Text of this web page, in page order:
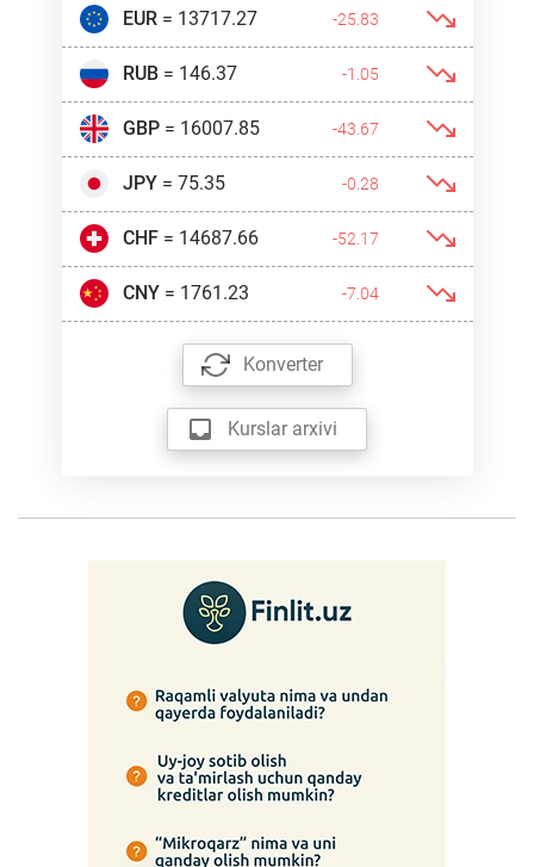
EUR= 13717.27 -25.83
RUB= 146.37 -1.05
GBP= 16007.85 -43.67
JPY= 75.35 -0.28
CHF= 14687.66 -52.17
CNY= 1761.23 -7.04
Konverter
Kurslar arxivi